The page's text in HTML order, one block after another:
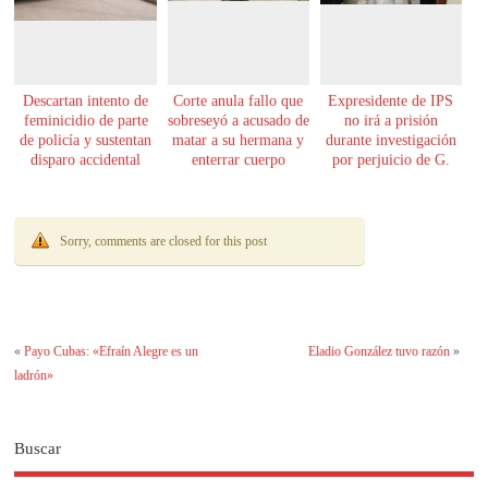
Descartan intento de
feminicidio de parte
de policía y sustentan
disparo accidental
Corte anula fallo que
sobreseyó a acusado de
matar a su hermana y
enterrar cuerpo
Expresidente de IPS
no irá a prisión
durante investigación
por perjuicio de G.
Sorry, comments are closed for this post
«Payo Cubas: «Efraín Alegre es un
ladrón»
Eladio González tuvo razón»
Buscar